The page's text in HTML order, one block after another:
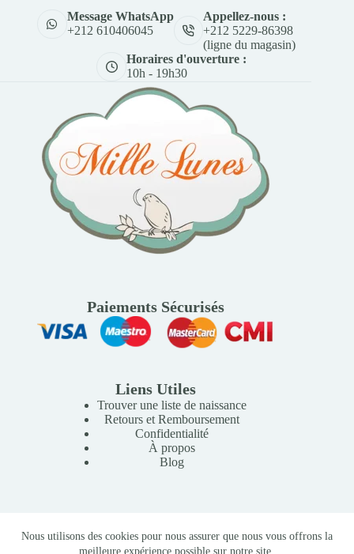
Nous utilisons des cookies pour nous assurer que nous vous offrons la
meilleure expérience possible sur notre site.
Message WhatsApp
+212 610406045
Appellez-nous :
+212 5229-86398
(ligne du magasin)
Horaires d'ouverture :
10h - 19h30
Paiements Sécurisés
Liens Utiles
Trouver une liste de naissance
Retours et Remboursement
Confidentialité
À propos
Blog
Copyright © 2026 Mille Lunes - Création du site :
Baptiste
-Conditions Générales de Vente